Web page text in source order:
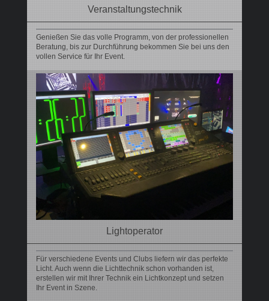
Veranstaltungstechnik
Genießen Sie das volle Programm, von der professionellen
Beratung, bis zur Durchführung bekommen Sie bei uns den
vollen Service für Ihr Event.
Lightoperator
Für verschiedene Events und Clubs liefern wir das perfekte
Licht. Auch wenn die Lichttechnik schon vorhanden ist,
erstellen wir mit Ihrer Technik ein Lichtkonzept und setzen
Ihr Event in Szene.